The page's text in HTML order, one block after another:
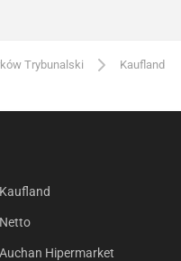
Trybunalski
Kaufland
Kaufland
Netto
Auchan Hipermarket